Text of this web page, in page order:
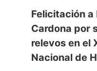
Felicitación a
Cardona por
relevos en el
Nacional de